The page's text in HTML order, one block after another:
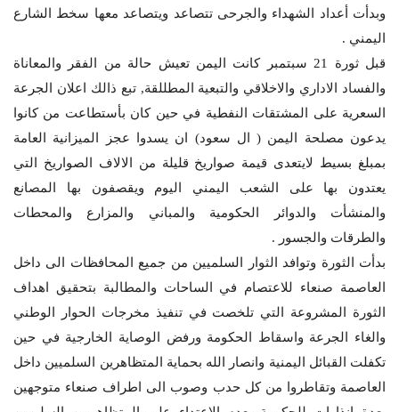
وبدأت أعداد الشهداء والجرحى تتصاعد ويتصاعد معها سخط الشارع
اليمني .
قبل ثورة 21 سبتمبر كانت اليمن تعيش حالة من الفقر والمعاناة
والفساد الاداري والاخلاقي والتبعية المطللقة, تبع ذالك اعلان الجرعة
السعرية على المشتقات النفطية في حين كان بأستطاعت من كانوا
يدعون مصلحة اليمن ( ال سعود) ان يسدوا عجز الميزانية العامة
بمبلغ بسيط لايتعدى قيمة صواريخ قليلة من الالاف الصواريخ التي
يعتدون بها على الشعب اليمني اليوم ويقصفون بها المصانع
والمنشأت والدوائر الحكومية والمباني والمزارع والمحطات
والطرقات والجسور .
بدأت الثورة وتوافد الثوار السلميين من جميع المحافظات الى داخل
العاصمة صنعاء للاعتصام في الساحات والمطالبة بتحقيق اهداف
الثورة المشروعة التي تلخصت في تنفيذ مخرجات الحوار الوطني
والغاء الجرعة واسقاط الحكومة ورفض الوصاية الخارجية في حين
تكفلت القبائل اليمنية وانصار الله بحماية المتظاهرين السلميين داخل
العاصمة وتقاطروا من كل حدب وصوب الى اطراف صنعاء متوجهين